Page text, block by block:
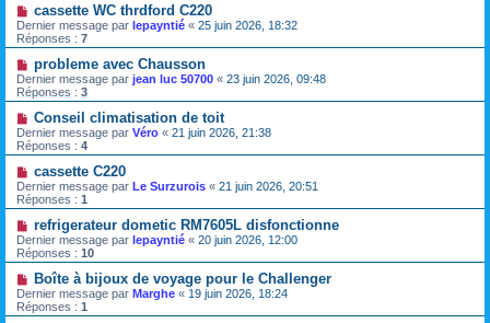
cassette WC thrdford C220
Dernier message par lepayntié « 25 juin 2026, 18:32
Réponses : 7
probleme avec Chausson
Dernier message par jean luc 50700 « 23 juin 2026, 09:48
Réponses : 3
Conseil climatisation de toit
Dernier message par Véro « 21 juin 2026, 21:38
Réponses : 4
cassette C220
Dernier message par Le Surzurois « 21 juin 2026, 20:51
Réponses : 1
refrigerateur dometic RM7605L disfonctionne
Dernier message par lepayntié « 20 juin 2026, 12:00
Réponses : 10
Boîte à bijoux de voyage pour le Challenger
Dernier message par Marghe « 19 juin 2026, 18:24
Réponses : 1